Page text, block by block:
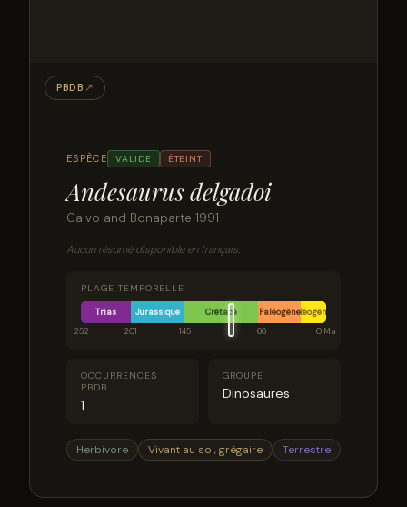
ESPÈCE VALIDE ÉTEINT
Andesaurus delgadoi
Calvo and Bonaparte 1991
Aucun résumé disponible en français.
PLAGE TEMPORELLE
Trias Jurassique Crétacé PaléogèneNéogène
252
201 145 66 0 Ma
OCCURRENCES
PBDB
1
GROUPE
Dinosaures
Herbivore Vivant au sol, grégaire Terrestre
PBDB ↗